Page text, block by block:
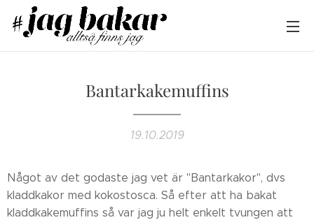
Bantarkakemuffins
19.10.2019
Något av det godaste jag vet är "Bantarkakor", dvs
kladdkakor med kokostosca. Så efter att ha bakat
kladdkakemuffins så var jag ju helt enkelt tvungen att